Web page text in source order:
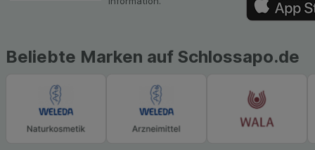
Beliebte Marken auf Schlossapo.de